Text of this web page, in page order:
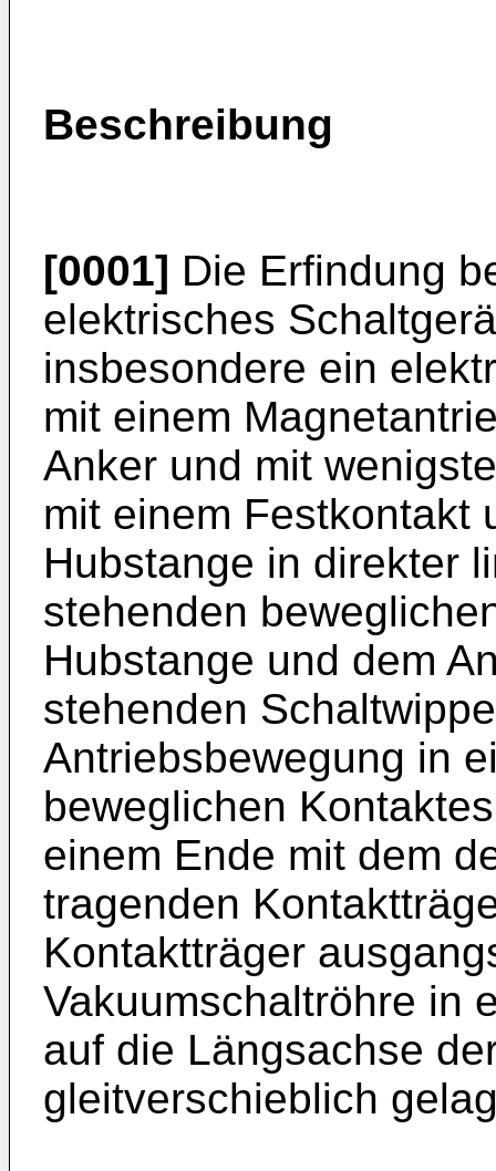
Beschreibung
[0001] Die Erfindung
elektrisches
insbesondere ein
mit einem
Anker und mit
mit einem Festkontakt
Hubstange in direkter
stehenden
Hubstange und dem
stehenden
Antriebsbewegung in
beweglichen
einem Ende mit dem
tragenden
Kontaktträger
Vakuumschaltröhre in
auf die Längsachse
gleitverschieblich